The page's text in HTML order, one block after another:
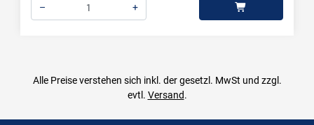
–
+
Alle Preise verstehen sich inkl. der gesetzl. MwSt und zzgl.
evtl. Versand.